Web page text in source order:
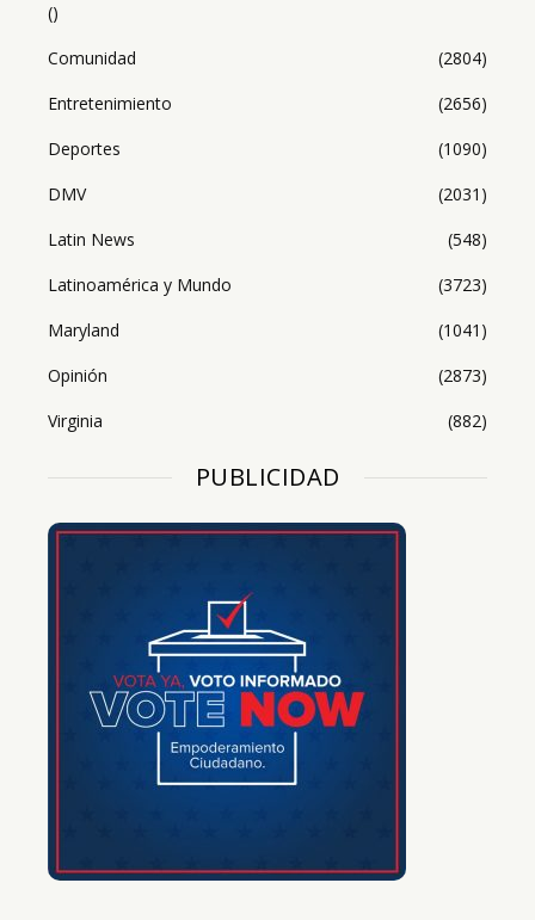
()
Comunidad
(2804)
Entretenimiento
(2656)
Deportes
(1090)
DMV
(2031)
Latin News
(548)
Latinoamérica y Mundo
(3723)
Maryland
(1041)
Opinión
(2873)
Virginia
(882)
PUBLICIDAD